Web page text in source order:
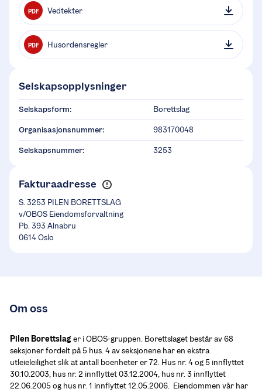
PDF Vedtekter
PDF Husordensregler
Selskapsopplysninger
Selskapsform: Borettslag
Organisasjonsnummer: 983170048
Selskapsnummer: 3253
Fakturaadresse
S. 3253 PILEN BORETTSLAG
v/OBOS Eiendomsforvaltning
Pb. 393 Alnabru
0614 Oslo
Om oss
Pilen Borettslag er i OBOS-gruppen. Borettslaget består av 68
seksjoner fordelt på 5 hus. 4 av seksjonene har en ekstra
utleieleilighet slik at antall boenheter er 72. Hus nr. 4 og 5 innflyttet
30.10.2003, hus nr. 2 innflyttet 03.12.2004, hus nr. 3 innflyttet
22.06.2005 og hus nr. 1 innflyttet 12.05.2006.  Eiendommen vår har